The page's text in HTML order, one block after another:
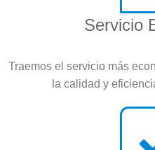
Servicio
Traemos el servicio más
la calidad y